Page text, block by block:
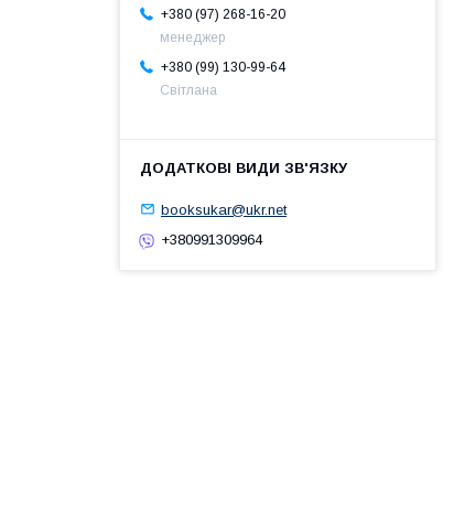
+380 (97) 268-16-20
менеджер
+380 (99) 130-99-64
Світлана
booksukar@ukr.net
+380991309964